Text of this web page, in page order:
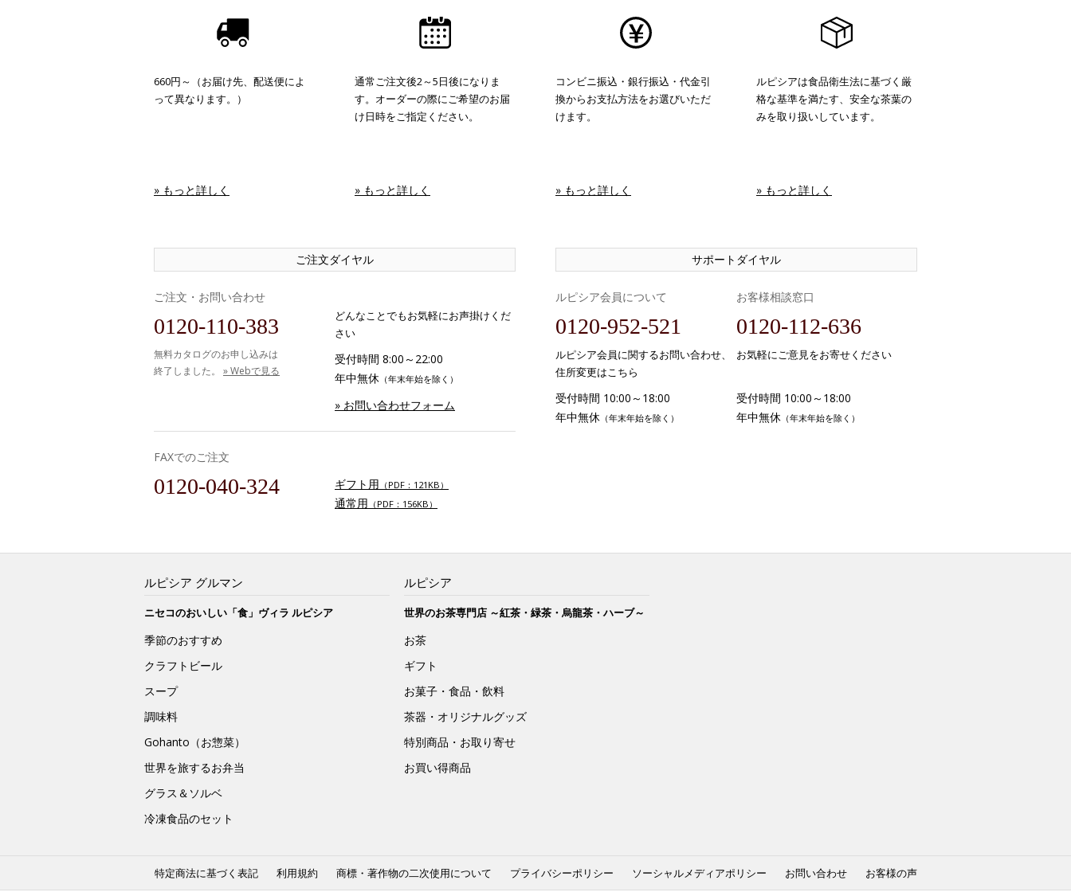
660円～（お届け先、配送便によ
って異なります。）
» もっと詳しく
通常ご注文後2～5日後になりま
す。オーダーの際にご希望のお届
け日時をご指定ください。
» もっと詳しく
コンビニ振込・銀行振込・代金引
換からお支払方法をお選びいただ
けます。
» もっと詳しく
ルピシアは食品衛生法に基づく厳
格な基準を満たす、安全な茶葉の
みを取り扱いしています。
» もっと詳しく
ご注文ダイヤル
ご注文・お問い合わせ
0120-110-383
無料カタログのお申し込みは
終了しました。 » Webで見る
どんなことでもお気軽にお声掛けくだ
さい
受付時間 8:00～22:00
年中無休 （年末年始を除く）
» お問い合わせフォーム
FAXでのご注文
0120-040-324 ギフト用 （PDF：121KB）
通常用 （PDF：156KB）
サポートダイヤル
ルピシア会員について
0120-952-521
ルピシア会員に関するお問い合わせ、
住所変更はこちら
受付時間 10:00～18:00
年中無休 （年末年始を除く）
お客様相談窓口
0120-112-636
お気軽にご意見をお寄せください
受付時間 10:00～18:00
年中無休 （年末年始を除く）
ルピシア グルマン
ニセコのおいしい「食」ヴィラ ルピシア
季節のおすすめ
クラフトビール
スープ
調味料
Gohanto（お惣菜）
世界を旅するお弁当
グラス＆ソルベ
冷凍食品のセット
ルピシア
世界のお茶専門店 ～紅茶・緑茶・烏龍茶・ハーブ～
お茶
ギフト
お菓子・食品・飲料
茶器・オリジナルグッズ
特別商品・お取り寄せ
お買い得商品
特定商法に基づく表記 利用規約 商標・著作物の二次使用について プライバシーポリシー ソーシャルメディアポリシー お問い合わせ お客様の声